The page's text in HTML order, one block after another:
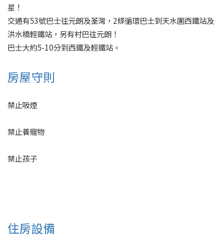
星！
交通有53號巴士往元朗及荃灣，2條循環巴士到天水圍西鐵站及
洪水橋輕鐵站，另有村巴往元朗！
巴士大約5-10分到西鐵及輕鐵站。
房屋守則
禁止吸煙
禁止養寵物
禁止孩子
住房設備